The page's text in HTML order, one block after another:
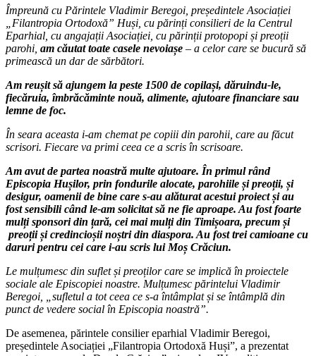
Împreună cu Părintele Vladimir Beregoi, președintele Asociației
„Filantropia Ortodoxă” Huși, cu părinți consilieri de la Centrul
Eparhial, cu angajații Asociației, cu părinții protopopi și preoții
parohi, am căutat toate casele nevoiașe – a celor care se bucură să
primească un dar de sărbători.
Am reușit să ajungem la peste 1500 de copilași, dăruindu-le,
fiecăruia, îmbrăcăminte nouă, alimente, ajutoare financiare sau
lemne de foc.
În seara aceasta i-am chemat pe copiii din parohii, care au făcut
scrisori. Fiecare va primi ceea ce a scris în scrisoare.
Am avut de partea noastră multe ajutoare. În primul rând
Episcopia Hușilor, prin fondurile alocate, parohiile și preoții, și
desigur, oamenii de bine care s-au alăturat acestui proiect și au
fost sensibili când le-am solicitat să ne fie aproape. Au fost foarte
mulți sponsori din țară, cei mai mulți din Timișoara, precum și
preoții și credincioșii noștri din diaspora. Au fost trei camioane cu
daruri pentru cei care i-au scris lui Moș Crăciun.
Le mulțumesc din suflet și preoților care se implică în proiectele
sociale ale Episcopiei noastre. Mulțumesc părintelui Vladimir
Beregoi, „sufletul a tot ceea ce s-a întâmplat și se întâmplă din
punct de vedere social în Episcopia noastră”.
De asemenea, părintele consilier eparhial Vladimir Beregoi,
președintele Asociației „Filantropia Ortodoxă Huși”, a prezentat